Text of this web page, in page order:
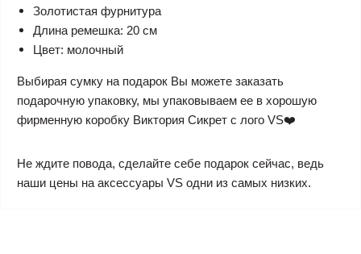
Золотистая фурнитура
Длина ремешка: 20 см
Цвет: молочный
Выбирая сумку на подарок Вы можете заказать
подарочную упаковку, мы упаковываем ее в хорошую
фирменную коробку Виктория Сикрет с лого VS❤️
Не ждите повода, сделайте себе подарок сейчас, ведь
наши цены на аксессуары VS одни из самых низких.